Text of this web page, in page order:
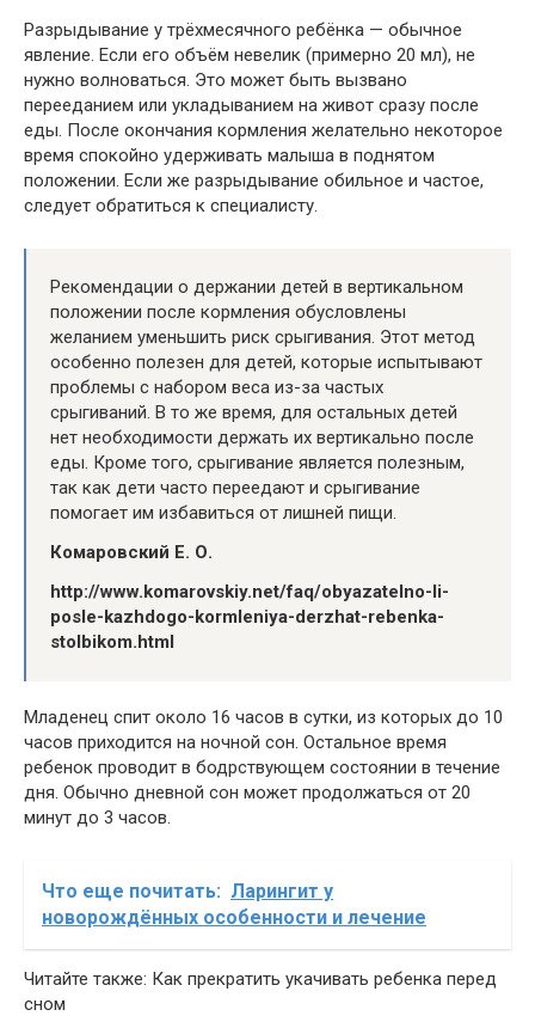
Разрыдывание у трёхмесячного ребёнка — обычное
явление. Если его объём невелик (примерно 20 мл), не
нужно волноваться. Это может быть вызвано
перееданием или укладыванием на живот сразу после
еды. После окончания кормления желательно некоторое
время спокойно удерживать малыша в поднятом
положении. Если же разрыдывание обильное и частое,
следует обратиться к специалисту.
Рекомендации о держании детей в вертикальном
положении после кормления обусловлены
желанием уменьшить риск срыгивания. Этот метод
особенно полезен для детей, которые испытывают
проблемы с набором веса из-за частых
срыгиваний. В то же время, для остальных детей
нет необходимости держать их вертикально после
еды. Кроме того, срыгивание является полезным,
так как дети часто переедают и срыгивание
помогает им избавиться от лишней пищи.
Комаровский Е. О.
http://www.komarovskiy.net/faq/obyazatelno-li-
posle-kazhdogo-kormleniya-derzhat-rebenka-
stolbikom.html
Младенец спит около 16 часов в сутки, из которых до 10
часов приходится на ночной сон. Остальное время
ребенок проводит в бодрствующем состоянии в течение
дня. Обычно дневной сон может продолжаться от 20
минут до 3 часов.
Что еще почитать: Ларингит у
новорождённых особенности и лечение
Читайте также: Как прекратить укачивать ребенка перед
сном